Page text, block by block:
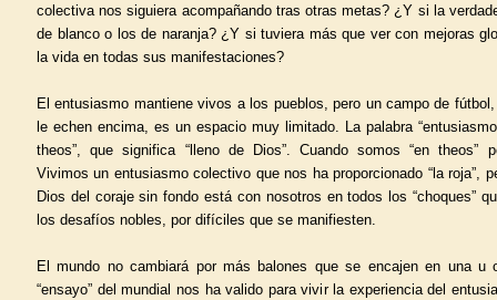
colectiva nos siguiera acompañando tras otras metas? ¿Y si la
de blanco o los de naranja? ¿Y si tuviera más que ver con mejoras
la vida en todas sus manifestaciones?
El entusiasmo mantiene vivos a los pueblos, pero un campo de
le echen encima, es un espacio muy limitado. La palabra
theos”, que significa “lleno de Dios”. Cuando somos “en theos”
Vivimos un entusiasmo colectivo que nos ha proporcionado “la roja”,
Dios del coraje sin fondo está con nosotros en todos los “choques”
los desafíos nobles, por difíciles que se manifiesten.
El mundo no cambiará por más balones que se encajen en una u
“ensayo” del mundial nos ha valido para vivir la experiencia del